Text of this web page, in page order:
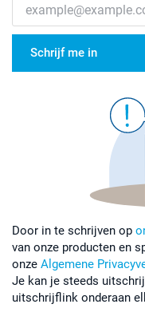
Schrijf me in
Door in te schrijven op
van onze producten en
onze Algemene
Je kan je steeds
uitschrijflink onderaan